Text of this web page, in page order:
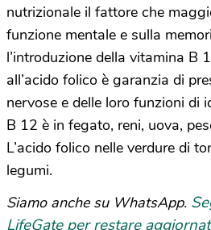
nutrizionale il fattore che
funzione mentale e sulla
l’introduzione della vitamina B
all’acido folico è garanzia di
nervose e delle loro funzioni di
B 12 è in fegato, reni, uova,
L’acido folico nelle verdure di
legumi.
Siamo anche su WhatsApp.
LifeGate per restare